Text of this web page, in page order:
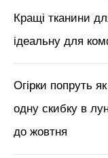
Кращі тканини
ідеальну для
Огірки попруть
одну скибку в
до жовтня